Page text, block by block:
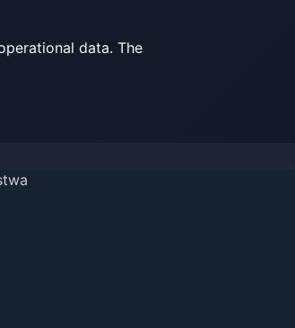
data. The